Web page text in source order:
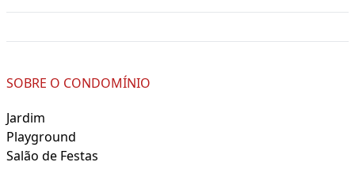
SOBRE O CONDOMÍNIO
Jardim
Playground
Salão de Festas